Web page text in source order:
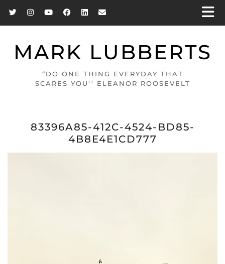
MARK LUBBERTS
“DO ONE THING EVERYDAY THAT
SCARES YOU'' ELEANOR ROOSEVELT
83396A85-412C-4524-BD85-
4B8E4E1CD777